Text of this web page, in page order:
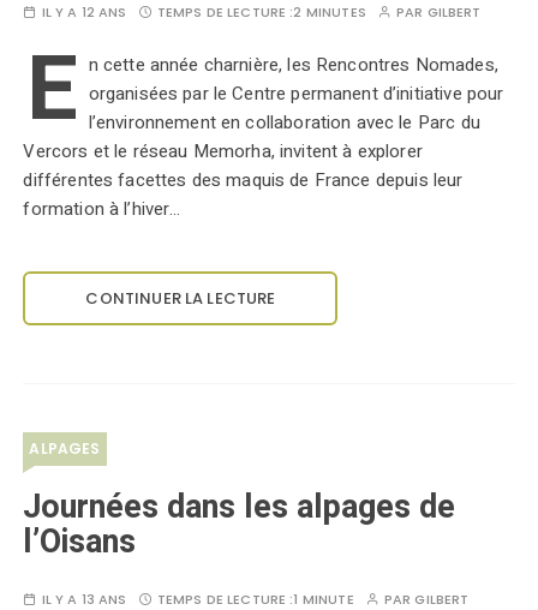
IL Y A 12 ANS TEMPS DE LECTURE :2 MINUTES PAR GILBERT
E n cette année charnière, les Rencontres Nomades,
organisées par le Centre permanent d’initiative pour
l’environnement en collaboration avec le Parc du
Vercors et le réseau Memorha, invitent à explorer
différentes facettes des maquis de France depuis leur
formation à l’hiver…
CONTINUER LA LECTURE
ALPAGES
Journées dans les alpages de
l’Oisans
IL Y A 13 ANS TEMPS DE LECTURE :1 MINUTE PARGILBERT